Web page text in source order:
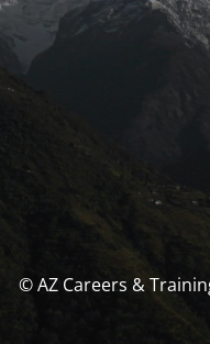
© AZ Careers &